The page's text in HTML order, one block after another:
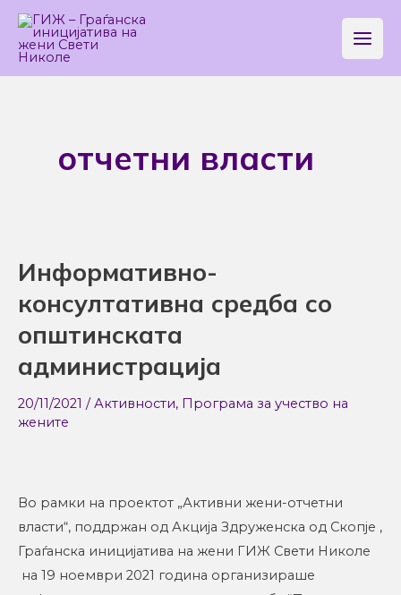
Skip
content
Main
Menu
отчетни власти
Информативно-
консултативна средба со
општинската
администрација
20/11/2021 /Активности, Програма за учество на
жените
Во рамки на проектот „Активни жени-отчетни
власти“, поддржан од Акција Здруженска од Скопје ,
Граѓанска иницијатива на жени ГИЖ Свети Николе
на 19 ноември 2021 година организираше
Информативно-
консултативна
средба
со
општинската